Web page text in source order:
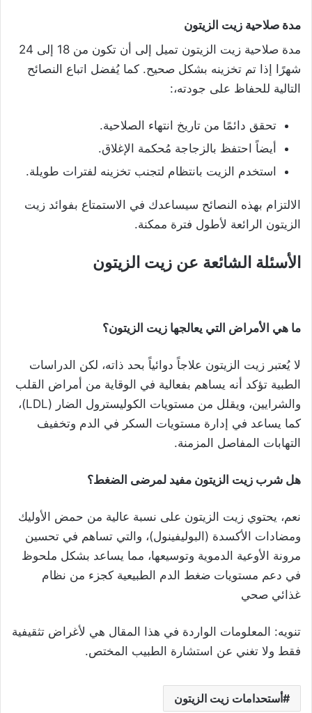
مدة صلاحية زيت الزيتون
مدة صلاحية زيت الزيتون تميل إلى أن تكون من 18 إلى 24
شهرًا إذا تم تخزينه بشكل صحيح. كما يُفضل اتباع النصائح
التالية للحفاظ على جودته،:
تحقق دائمًا من تاريخ انتهاء الصلاحية.
أيضاً احتفظ بالزجاجة مُحكمة الإغلاق.
استخدم الزيت بانتظام لتجنب تخزينه لفترات طويلة.
الالتزام بهذه النصائح سيساعدك في الاستمتاع بفوائد زيت
الزيتون الرائعة لأطول فترة ممكنة.
الأسئلة الشائعة عن زيت الزيتون
ما هي الأمراض التي يعالجها زيت الزيتون؟
لا يُعتبر زيت الزيتون علاجاً دوائياً بحد ذاته، لكن الدراسات
الطبية تؤكد أنه يساهم بفعالية في الوقاية من أمراض القلب
والشرايين، ويقلل من مستويات الكوليسترول الضار (LDL)،
كما يساعد في إدارة مستويات السكر في الدم وتخفيف
التهابات المفاصل المزمنة.
هل شرب زيت الزيتون مفيد لمرضى الضغط؟
نعم، يحتوي زيت الزيتون على نسبة عالية من حمض الأوليك
ومضادات الأكسدة (البوليفينول)، والتي تساهم في تحسين
مرونة الأوعية الدموية وتوسيعها، مما يساعد بشكل ملحوظ
في دعم مستويات ضغط الدم الطبيعية كجزء من نظام
غذائي صحي
تنويه: المعلومات الواردة في هذا المقال هي لأغراض تثقيفية
فقط ولا تغني عن استشارة الطبيب المختص.
أستحدامات زيت الزيتون